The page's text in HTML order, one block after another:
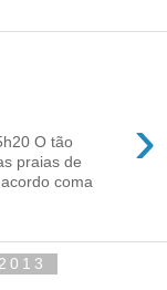
›
O tão
praias de
coma